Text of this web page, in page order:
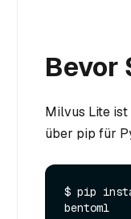
Bevor
Milvus Lite ist
über pip für
$ pip